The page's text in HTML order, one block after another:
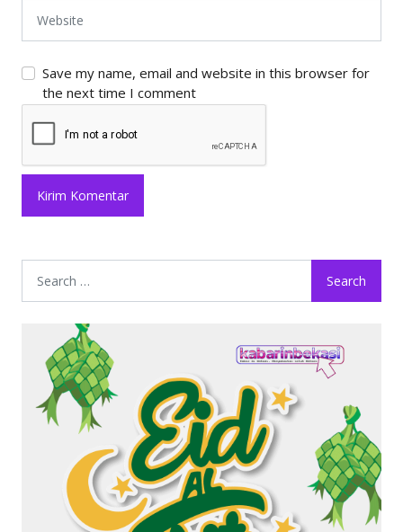
Save my name, email and website in this browser for
the next time I comment